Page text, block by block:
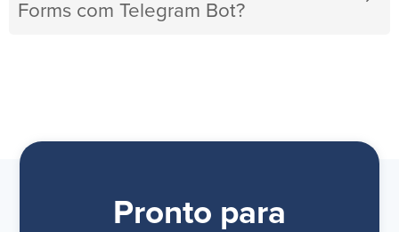
Forms com Telegram Bot?
Pronto para